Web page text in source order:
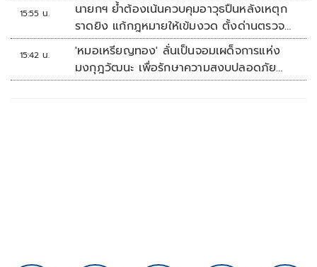
15:55 น.
นายกฯ ย้ำต้องเน้นควบคุมอาวุธปืนหลังเหตุก
ราดยิง แก้กฎหมายให้เข้มงวด ตั้งด่านตรวจ
เพิ่ม
15:42 น.
'หมอเหรียญทอง' ลั่นเป็นจอมเผด็จการแห่ง
มงกุฎวัฒนะ เพื่อรักษาความสงบปลอดภัย
ภายในรพ.